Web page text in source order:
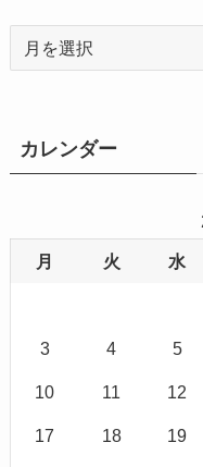
ブカレンダー
月 火 水
3 4 5
10 11 12
17 18 19